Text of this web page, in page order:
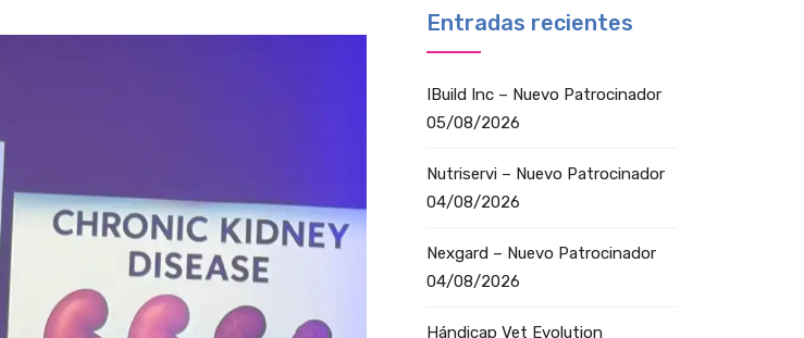
Entradas recientes
IBuild Inc – Nuevo Patrocinador
05/08/2026
Nutriservi – Nuevo Patrocinador
04/08/2026
Nexgard – Nuevo Patrocinador
04/08/2026
Hándicap Vet Evolution